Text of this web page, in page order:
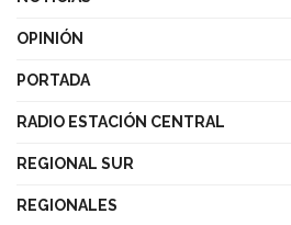
OPINIÓN
PORTADA
RADIO ESTACIÓN CENTRAL
REGIONAL SUR
REGIONALES